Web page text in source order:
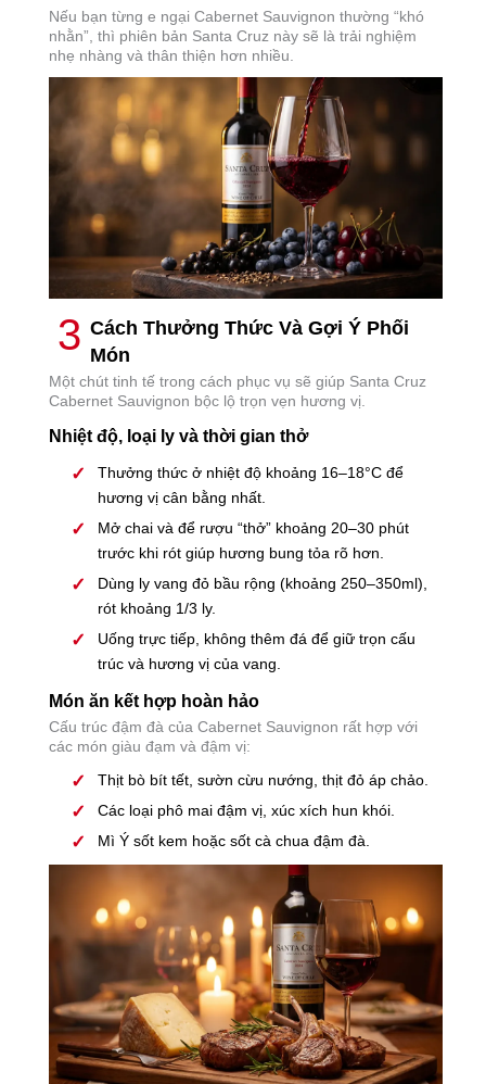
Nếu bạn từng e ngại Cabernet Sauvignon thường “khó
nhằn”, thì phiên bản Santa Cruz này sẽ là trải nghiệm
nhẹ nhàng và thân thiện hơn nhiều.
3 Cách Thưởng Thức Và Gợi Ý Phối
Món
Một chút tinh tế trong cách phục vụ sẽ giúp Santa Cruz
Cabernet Sauvignon bộc lộ trọn vẹn hương vị.
Nhiệt độ, loại ly và thời gian thở
Thưởng thức ở nhiệt độ khoảng 16–18°C để
hương vị cân bằng nhất.
Mở chai và để rượu “thở” khoảng 20–30 phút
trước khi rót giúp hương bung tỏa rõ hơn.
Dùng ly vang đỏ bầu rộng (khoảng 250–350ml),
rót khoảng 1/3 ly.
Uống trực tiếp, không thêm đá để giữ trọn cấu
trúc và hương vị của vang.
Món ăn kết hợp hoàn hảo
Cấu trúc đậm đà của Cabernet Sauvignon rất hợp với
các món giàu đạm và đậm vị:
Thịt bò bít tết, sườn cừu nướng, thịt đỏ áp chảo.
Các loại phô mai đậm vị, xúc xích hun khói.
Mì Ý sốt kem hoặc sốt cà chua đậm đà.